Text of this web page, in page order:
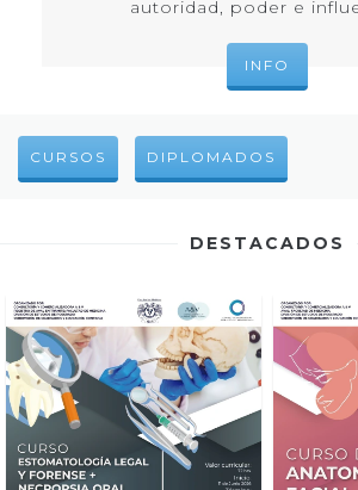
autoridad, poder e
INFO
CURSOS DIPLOMADOS
DESTACADOS